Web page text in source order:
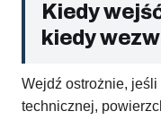
Kiedy
kiedy
Wejdź ostrożnie, jeśli
technicznej,